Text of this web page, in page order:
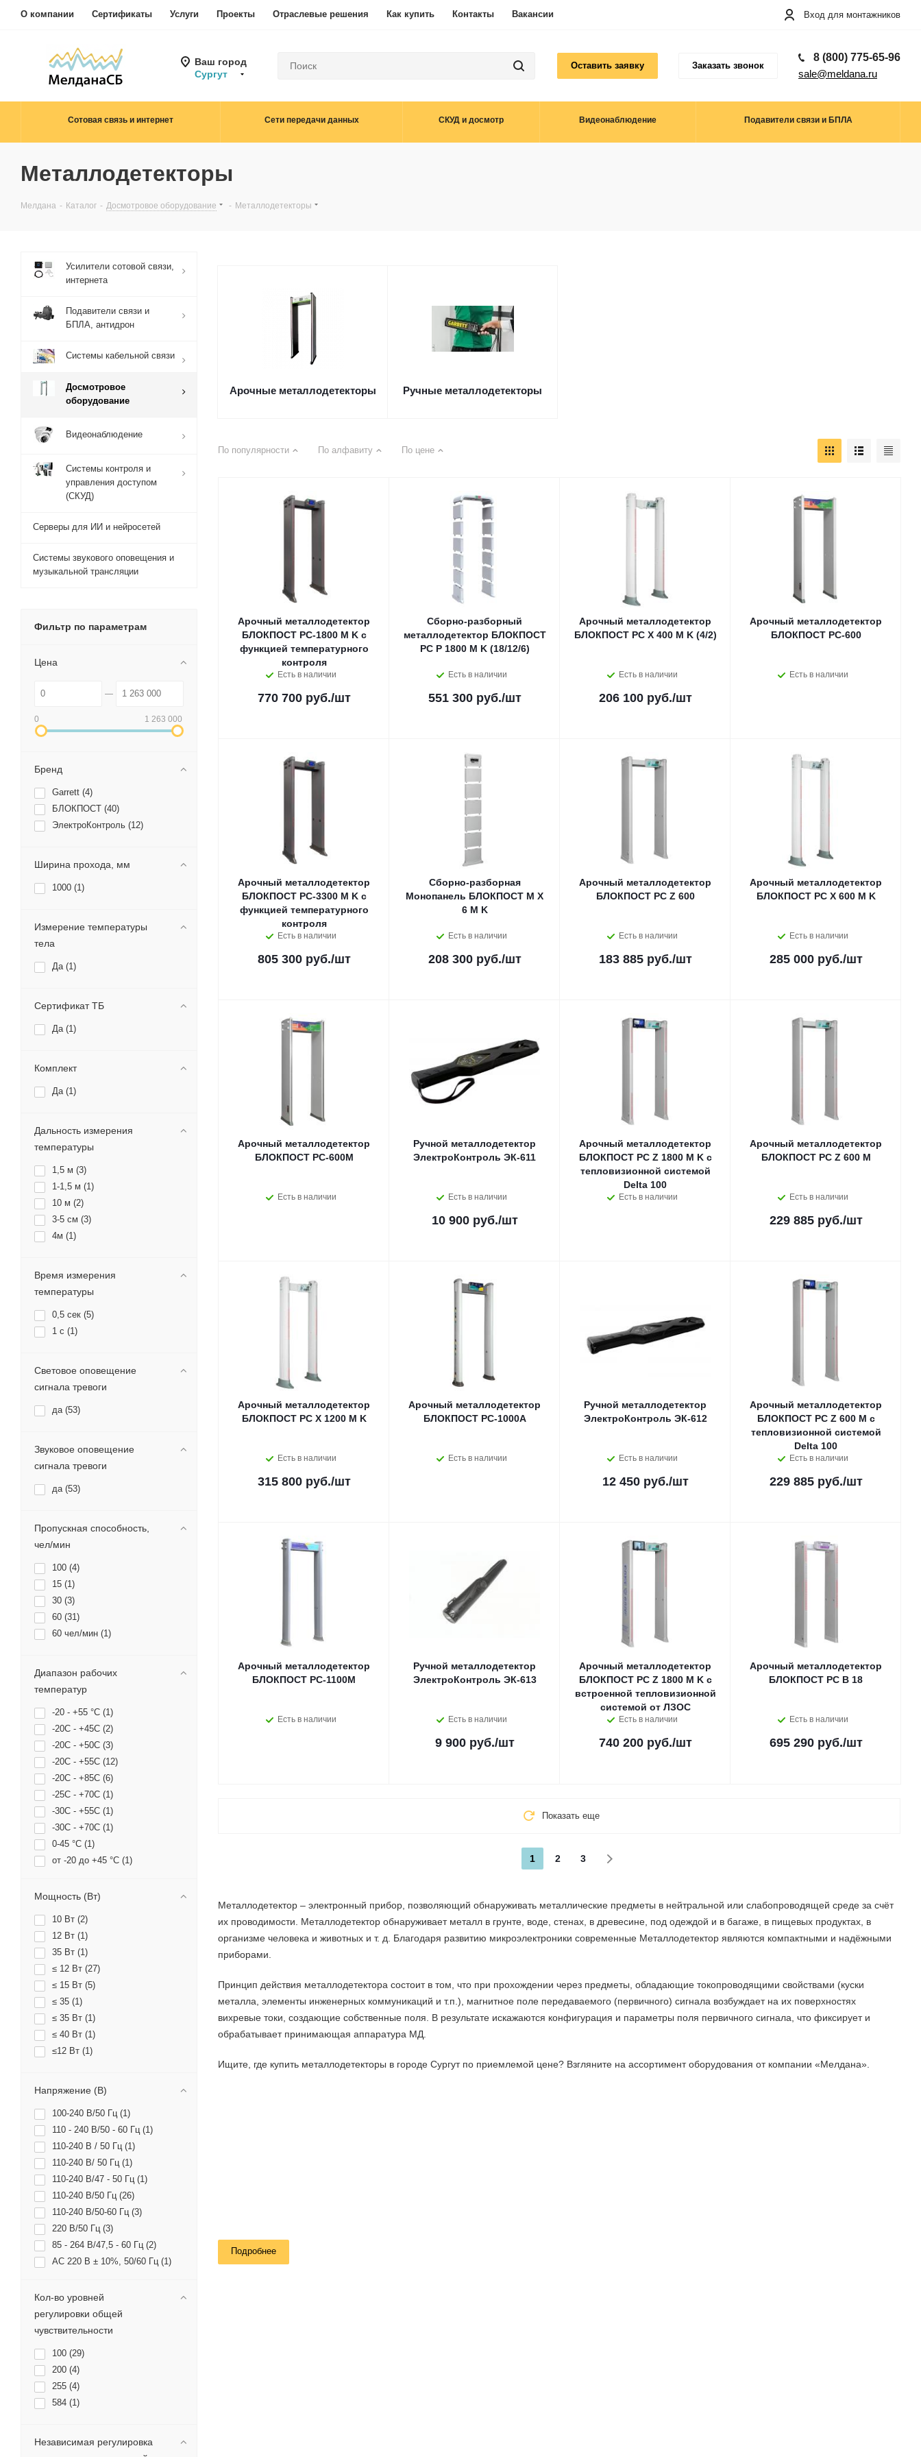
О компании Сертификаты Услуги Проекты Отраслевые решения Как купить Контакты Вакансии Вход для монтажников
Ваш город
Сургут
Оставить заявку Заказать звонок
8 (800) 775-65-96
sale@meldana.ru
Сотовая связь и интернет Сети передачи данных СКУД и досмотр Видеонаблюдение Подавители связи и БПЛА
Металлодетекторы
Мелдана - Каталог - Досмотровое оборудование - Металлодетекторы
Арочные металлодетекторы Ручные металлодетекторы
По популярности По алфавиту По цене
Арочный металлодетектор
БЛОКПОСТ PC-1800 M K с
функцией температурного
контроля
Есть в наличии
770 700 руб./шт
Сборно-разборный
металлодетектор БЛОКПОСТ
PC P 1800 M K (18/12/6)
Есть в наличии
551 300 руб./шт
Арочный металлодетектор
БЛОКПОСТ РС Х 400 M K (4/2)
Есть в наличии
206 100 руб./шт
Арочный металлодетектор
БЛОКПОСТ РС-600
Есть в наличии
Арочный металлодетектор
БЛОКПОСТ PC-3300 M K с
функцией температурного
контроля
Есть в наличии
805 300 руб./шт
Сборно-разборная
Монопанель БЛОКПОСТ M X
6 M K
Есть в наличии
208 300 руб./шт
Арочный металлодетектор
БЛОКПОСТ PC Z 600
Есть в наличии
183 885 руб./шт
Арочный металлодетектор
БЛОКПОСТ РС Х 600 M K
Есть в наличии
285 000 руб./шт
Арочный металлодетектор
БЛОКПОСТ PC-600М
Есть в наличии
Ручной металлодетектор
ЭлектроКонтроль ЭК-611
Есть в наличии
10 900 руб./шт
Арочный металлодетектор
БЛОКПОСТ PC Z 1800 M K с
тепловизионной системой
Delta 100
Есть в наличии
Арочный металлодетектор
БЛОКПОСТ PC Z 600 M
Есть в наличии
229 885 руб./шт
Арочный металлодетектор
БЛОКПОСТ РС Х 1200 M K
Есть в наличии
315 800 руб./шт
Арочный металлодетектор
БЛОКПОСТ PC-1000A
Есть в наличии
Ручной металлодетектор
ЭлектроКонтроль ЭК-612
Есть в наличии
12 450 руб./шт
Арочный металлодетектор
БЛОКПОСТ PC Z 600 M с
тепловизионной системой
Delta 100
Есть в наличии
229 885 руб./шт
Арочный металлодетектор
БЛОКПОСТ РС-1100М
Есть в наличии
Ручной металлодетектор
ЭлектроКонтроль ЭК-613
Есть в наличии
9 900 руб./шт
Арочный металлодетектор
БЛОКПОСТ PC Z 1800 M K с
встроенной тепловизионной
системой от ЛЗОС
Есть в наличии
740 200 руб./шт
Арочный металлодетектор
БЛОКПОСТ PC В 18
Есть в наличии
695 290 руб./шт
Показать еще
1 2 3
Металлодетектор – электронный прибор, позволяющий обнаруживать металлические предметы в нейтральной или слабопроводящей среде за счёт
их проводимости. Металлодетектор обнаруживает металл в грунте, воде, стенах, в древесине, под одеждой и в багаже, в пищевых продуктах, в
организме человека и животных и т. д. Благодаря развитию микроэлектроники современные Металлодетектор являются компактными и надёжными
приборами.
Принцип действия металлодетектора состоит в том, что при прохождении через предметы, обладающие токопроводящими свойствами (куски
металла, элементы инженерных коммуникаций и т.п.), магнитное поле передаваемого (первичного) сигнала возбуждает на их поверхностях
вихревые токи, создающие собственные поля. В результате искажаются конфигурация и параметры поля первичного сигнала, что фиксирует и
обрабатывает принимающая аппаратура МД.
Ищите, где купить металлодетекторы в городе Сургут по приемлемой цене? Взгляните на ассортимент оборудования от компании «Мелдана».
Подробнее
Усилители сотовой связи,
интернета
Подавители связи и
БПЛА, антидрон
Системы кабельной связи
Досмотровое
оборудование
Видеонаблюдение
Системы контроля и
управления доступом
(СКУД)
Серверы для ИИ и нейросетей
Системы звукового оповещения и
музыкальной трансляции
Фильтр по параметрам
Цена
0 1 263 000
Бренд
Garrett (4)
БЛОКПОСТ (40)
ЭлектроКонтроль (12)
Ширина прохода, мм
1000 (1)
Измерение температуры
тела
Да (1)
Сертификат ТБ
Да (1)
Комплект
Да (1)
Дальность измерения
температуры
1,5 м (3)
1-1,5 м (1)
10 м (2)
3-5 см (3)
4м (1)
Время измерения
температуры
0,5 сек (5)
1 с (1)
Световое оповещение
сигнала тревоги
да (53)
Звуковое оповещение
сигнала тревоги
да (53)
Пропускная способность,
чел/мин
100 (4)
15 (1)
30 (3)
60 (31)
60 чел/мин (1)
Диапазон рабочих
температур
-20 - +55 °C (1)
-20С - +45С (2)
-20С - +50С (3)
-20С - +55С (12)
-20С - +85С (6)
-25С - +70С (1)
-30С - +55С (1)
-30С - +70С (1)
0-45 °С (1)
от -20 до +45 °C (1)
от -20 до +60 °C (
Мощность (Вт)
10 Вт (2)
12 Вт (1)
35 Вт (1)
≤ 12 Вт (27)
≤ 15 Вт (5)
≤ 35 (1)
≤ 35 Вт (1)
≤ 40 Вт (1)
≤12 Вт (1)
Напряжение (В)
100-240 В/50 Гц (1)
110 - 240 В/50 - 60 Гц (1)
110-240 В / 50 Гц (1)
110-240 В/ 50 Гц (1)
110-240 В/47 - 50 Гц (1)
110-240 В/50 Гц (26)
110-240 В/50-60 Гц (3)
220 В/50 Гц (3)
85 - 264 В/47,5 - 60 Гц (2)
AC 220 В ± 10%, 50/60 Гц (1)
Кол-во уровней
регулировки общей
чувствительности
100 (29)
200 (4)
255 (4)
584 (1)
Независимая регулировка